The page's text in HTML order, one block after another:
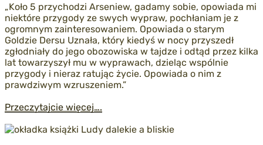
„Koło 5 przychodzi Arseniew, gadamy sobie, opowiada mi
niektóre przygody ze swych wypraw, pochłaniam je z
ogromnym zainteresowaniem. Opowiada o starym
Goldzie Dersu Uznała, który kiedyś w nocy przyszedł
zgłodniały do jego obozowiska w tajdze i odtąd przez kilka
lat towarzyszył mu w wyprawach, dzieląc wspólnie
przygody i nieraz ratując życie. Opowiada o nim z
prawdziwym wzruszeniem.”
Przeczytajcie więcej….